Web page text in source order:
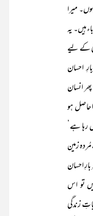
میرا
ہیں۔ یہ
کے لیے
احسان
انسان
حاصل ہو
ہے‘
زمین
احسان
تو اس
زندگی